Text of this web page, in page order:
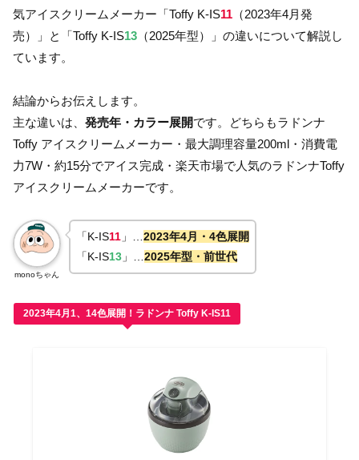
気アイスクリームメーカー「Toffy K-IS11 （2023年4月発
売）」と「Toffy K-IS13 （2025年型）」の違いについて解説し
ています。
結論からお伝えします。
主な違いは、 発売年・カラー展開です。どちらもラドンナ
Toffy アイスクリームメーカー・最大調理容量200ml・消費電
力7W・約15分でアイス完成・楽天市場で人気のラドンナToffy
アイスクリームメーカーです。
monoちゃん
「K-IS11 」… 2023年4月・4色展開
「K-IS13 」… 2025年型・前世代
2023年4月1、14色展開！ラドンナ Toffy K-IS11